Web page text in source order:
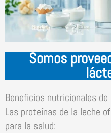
Somos
Beneficios nutricionales
Las proteínas de la leche
para la salud: